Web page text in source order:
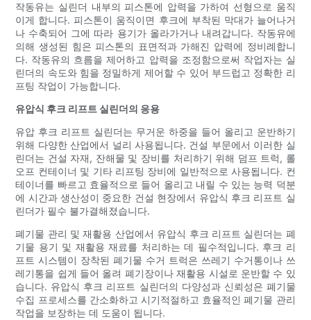
작동유는 실린더 내부의 피스톤에 압력을 가하여 선형으로 움직
이게 합니다. 피스톤이 움직이면 후크에 부착된 막대가 늘어나거
나 수축되어 그에 따라 용기가 올라가거나 내려갑니다. 작동유에
의해 생성된 힘은 피스톤의 표면적과 가해진 압력에 정비례합니
다. 작동유의 흐름을 제어하고 압력을 조정함으로써 작업자는 실
린더의 속도와 힘을 정밀하게 제어할 수 있어 부드럽고 정확한 리
프팅 작업이 가능합니다.
유압식 후크 리프트 실린더의 응용
유압 후크 리프트 실린더는 무거운 하중을 들어 올리고 운반하기
위해 다양한 산업에서 널리 사용됩니다. 건설 부문에서 이러한 실
린더는 건설 자재, 잔해물 및 장비를 처리하기 위해 덤프 트럭, 롤
오프 컨테이너 및 기타 리프팅 장비에 일반적으로 사용됩니다. 컨
테이너를 빠르고 효율적으로 들어 올리고 내릴 수 있는 능력 덕분
에 시간과 생산성이 중요한 건설 현장에서 유압식 후크 리프트 실
린더가 필수 불가결해졌습니다.
폐기물 관리 및 재활용 산업에서 유압식 후크 리프트 실린더는 폐
기물 용기 및 재활용 재료를 처리하는 데 필수적입니다. 후크 리
프트 시스템이 장착된 폐기물 수거 트럭은 쓰레기 수거통이나 쓰
레기통을 쉽게 들어 올려 폐기장이나 재활용 시설로 운반할 수 있
습니다. 유압식 후크 리프트 실린더의 다양성과 신뢰성은 폐기물
수집 프로세스를 간소화하고 시기적절하고 효율적인 폐기물 관리
작업을 보장하는 데 도움이 됩니다.